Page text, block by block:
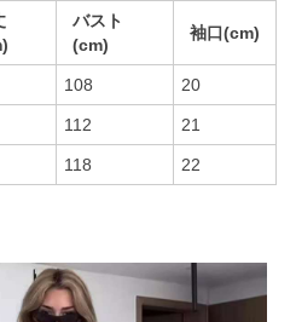
バスト
(cm)
袖口(cm)
108 20
112 21
118 22